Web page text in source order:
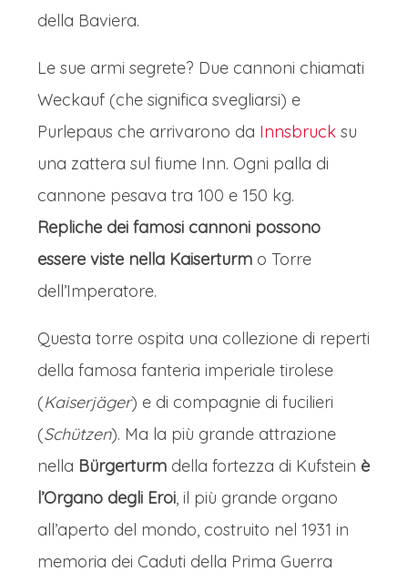
della Baviera.
Le sue armi segrete? Due cannoni chiamati
Weckauf (che significa svegliarsi) e
Purlepaus che arrivarono da Innsbruck su
una zattera sul fiume Inn. Ogni palla di
cannone pesava tra 100 e 150 kg.
Repliche dei famosi cannoni possono
essere viste nella Kaiserturm o Torre
dell’Imperatore.
Questa torre ospita una collezione di reperti
della famosa fanteria imperiale tirolese
(Kaiserjäger) e di compagnie di fucilieri
(Schützen). Ma la più grande attrazione
nella Bürgerturm della fortezza di Kufstein è
l’Organo degli Eroi, il più grande organo
all’aperto del mondo, costruito nel 1931 in
memoria dei Caduti della Prima Guerra